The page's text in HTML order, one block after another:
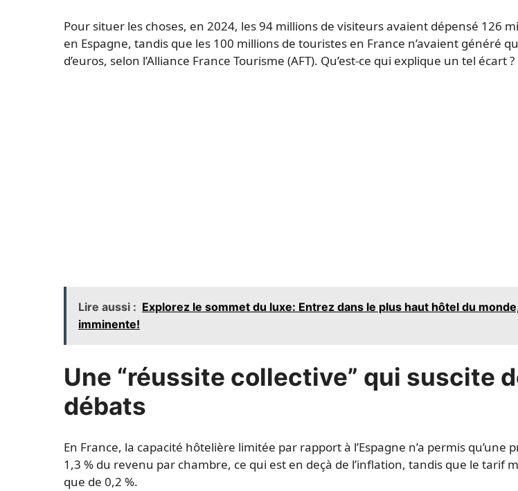
Pour situer les choses, en 2024, les 94 millions de visiteurs avaient dépensé 126
en Espagne, tandis que les 100 millions de touristes en France n’avaient généré
d’euros, selon l’Alliance France Tourisme (AFT). Qu’est-ce qui explique un tel écart ?
Lire aussi : Explorez le sommet du luxe: Entrez dans le plus haut hôtel du
imminente!
Une “réussite collective” qui suscite
débats
En France, la capacité hôtelière limitée par rapport à l’Espagne n’a permis qu’une
1,3 % du revenu par chambre, ce qui est en deçà de l’inflation, tandis que le tarif
que de 0,2 %.